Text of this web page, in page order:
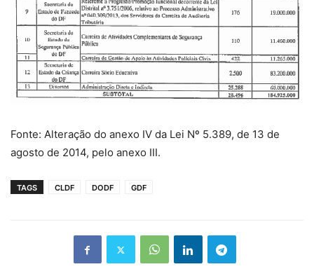
Fonte: Alteração do anexo IV da Lei Nº 5.389, de 13 de
agosto de 2014, pelo anexo III.
TAGS CLDF DODF GDF